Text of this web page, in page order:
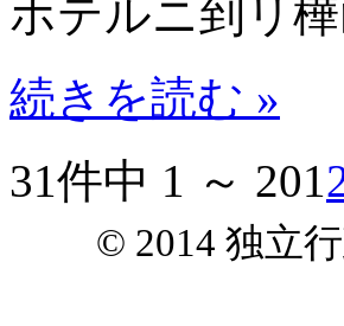
ホテルニ到リ
続きを読む »
31件中 1 ～ 201
© 2014 独立